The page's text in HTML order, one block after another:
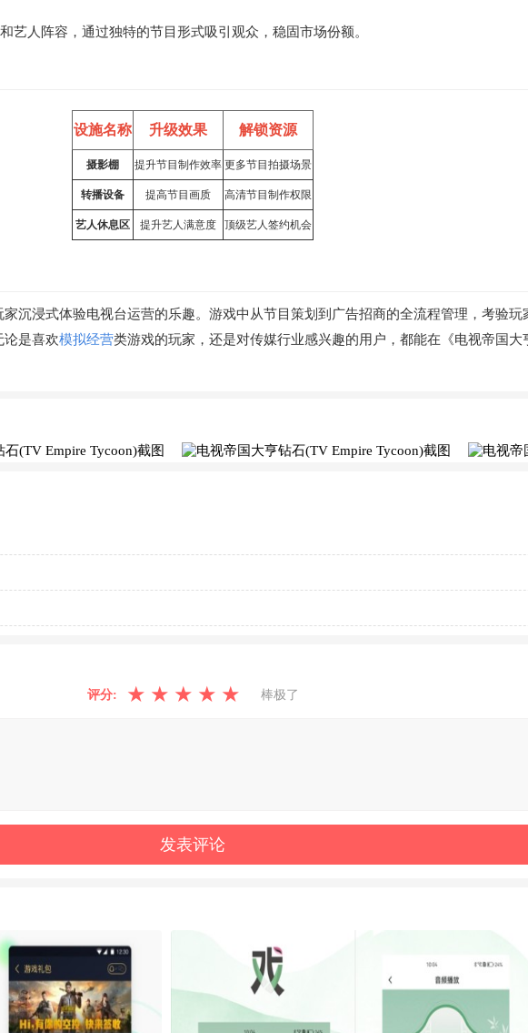
人阵容，通过独特的节目形式吸引观众，稳固市场份额。
设施名称 升级效果 解锁资源
摄影棚 提升节目制作效率 更多节目拍摄场景
转播设备 提高节目画质 高清节目制作权限
艺人休息区 提升艺人满意度 顶级艺人签约机会
沉浸式体验电视台运营的乐趣。游戏中从节目策划到广告招商的全流程管理，考验
论是喜欢模拟经营类游戏的玩家，还是对传媒行业感兴趣的用户，都能在《电视帝国
评分: ★ ★ ★ ★ ★ 棒极了